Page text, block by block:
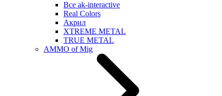
Все ak-interactive
Real Colors
Акрил
XTREME METAL
TRUE METAL
AMMO of Mig